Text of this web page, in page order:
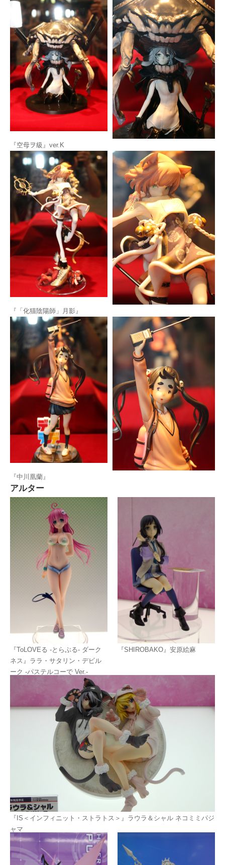
『空母ヲ級』ver.K
『「化猫陰陽師」月影』
『中川凰蘭』
アルター
『ToLOVEる -とらぶる- ダーク
ネス』ララ・サタリン・デビル
ーク -パステルコーで Ver.-
『SHIROBAKO』安原絵麻
『IS＜インフィニット・ストラトス＞』ラウラ＆シャル ネコミミパジ
ャマ